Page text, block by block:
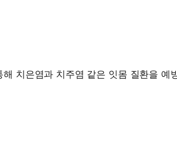
치은염과 치주염 같은 잇몸 질환을 예